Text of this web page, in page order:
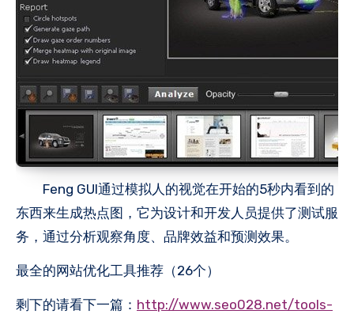
Feng GUI通过模拟人的视觉在开始的5秒内看到的
东西来生成热点图，它为设计和开发人员提供了测试服
务，通过分析观察角度、品牌效益和预测效果。
最全的网站优化工具推荐（26个）
剩下的请看下一篇： http://www.seo028.net/tools-